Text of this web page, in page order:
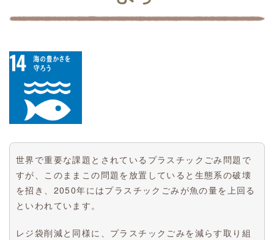
世界で重要な課題とされているプラスチックごみ問題で
すが、このままこの問題を放置していると生態系の破壊
を招き、2050年にはプラスチックごみが魚の量を上回る
といわれています。
レジ袋削減と同様に、プラスチックごみを減らす取り組